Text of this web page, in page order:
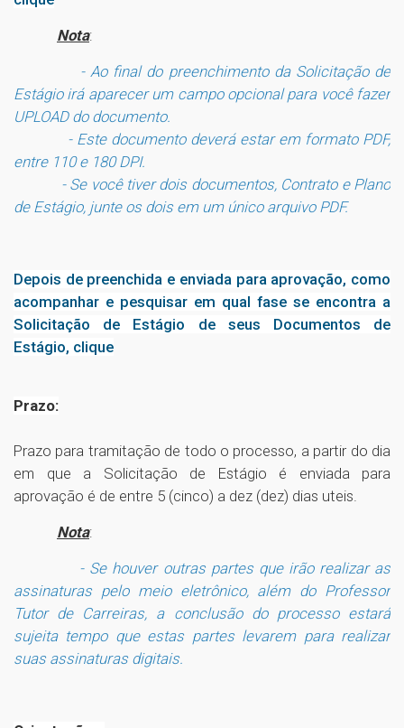
Nota:
- Ao final do preenchimento da Solicitação de
Estágio irá aparecer um campo opcional para você fazer
UPLOAD do documento.
- Este documento deverá estar em formato PDF,
entre 110 e 180 DPI.
- Se você tiver dois documentos, Contrato e Plano
de Estágio, junte os dois em um único arquivo PDF.
Depois de preenchida e enviada para aprovação, como
acompanhar e pesquisar em qual fase se encontra a
Solicitação de Estágio de seus Documentos de
Estágio, clique
Prazo:
Prazo para tramitação de todo o processo, a partir do dia
em que a Solicitação de Estágio é enviada para
aprovação é de entre 5 (cinco) a dez (dez) dias uteis.
Nota:
- Se houver outras partes que irão realizar as
assinaturas pelo meio eletrônico, além do Professor
Tutor de Carreiras, a conclusão do processo estará
sujeita tempo que estas partes levarem para realizar
suas assinaturas digitais.